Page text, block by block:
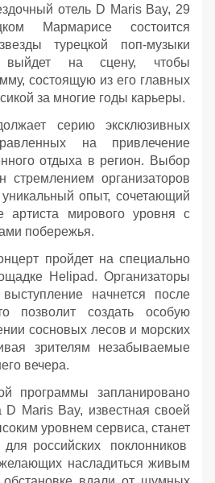
отель D Maris Bay, 29
Мармарисе состоится
турецкой поп-музыки
выйдет на сцену, чтобы
состоящую из его главных
за многие годы карьеры.
серию эксклюзивных
на привлечение
отдыха в регион. Выбор
стремлением организаторов
опыт, сочетающий
артиста мирового уровня с
побережья.
пройдет на специально
Helipad. Организаторы
начнется после
позволит создать особую
сосновых лесов и морских
зрителям незабываемые
вечера.
программы запланировано
Maris Bay, известная своей
уровнем сервиса, станет
российских поклонников
желающих насладиться живым